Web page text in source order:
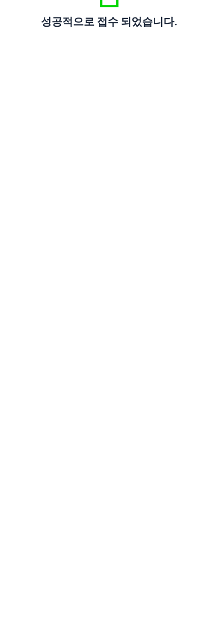
성공적으로 접수 되었습니다.